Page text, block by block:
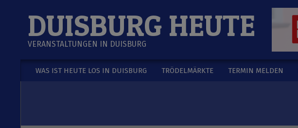
DUISBURG HEUTE
VERANSTALTUNGEN IN DUISBURG
Secondary
WAS IST HEUTE LOS IN DUISBURG TRÖDELMÄRKTE TERMIN MELDEN